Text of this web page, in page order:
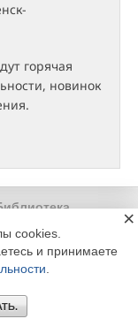
горячая
новинок
+7 (495) 665-00-
cookies.
и принимаете
×